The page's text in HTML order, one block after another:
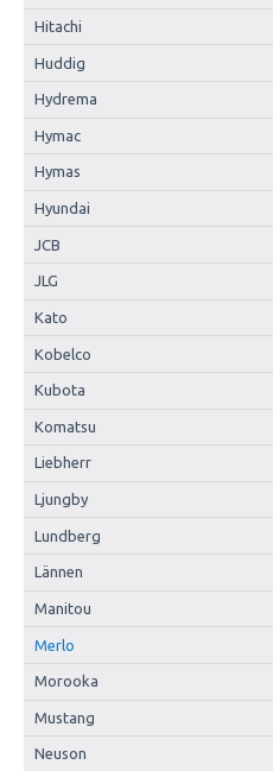
Hitachi
Huddig
Hydrema
Hymac
Hymas
Hyundai
JCB
JLG
Kato
Kobelco
Kubota
Komatsu
Liebherr
Ljungby
Lundberg
Lännen
Manitou
Merlo
Morooka
Mustang
Neuson